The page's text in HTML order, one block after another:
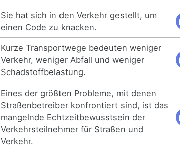
Sie hat sich in den Verkehr gestellt, um
einen Code zu knacken.
Kurze Transportwege bedeuten weniger
Verkehr, weniger Abfall und weniger
Schadstoffbelastung.
Eines der größten Probleme, mit denen
Straßenbetreiber konfrontiert sind, ist das
mangelnde Echtzeitbewusstsein der
Verkehrsteilnehmer für Straßen und
Verkehr.